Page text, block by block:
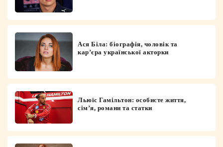
Ася Біла: біографія, чоловік та
кар’єра української акторки
Льюїс Гамільтон: особисте життя,
сім’я, романи та статки